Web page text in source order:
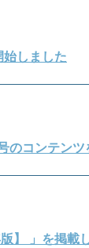
始しました
コンテンツ
】 」を掲載